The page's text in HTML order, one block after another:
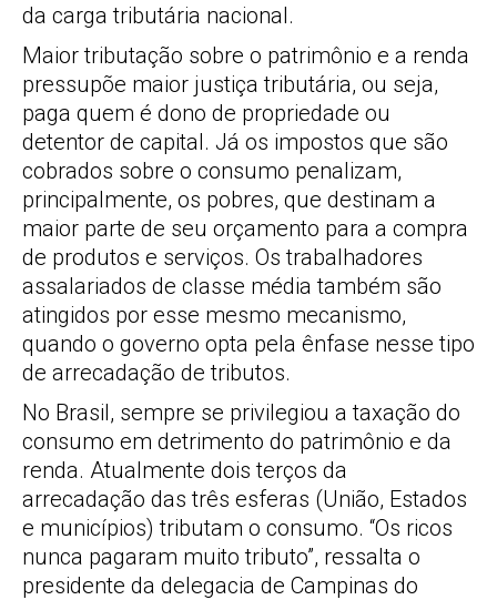
da carga tributária nacional.
Maior tributação sobre o patrimônio e a renda
pressupõe maior justiça tributária, ou seja,
paga quem é dono de propriedade ou
detentor de capital. Já os impostos que são
cobrados sobre o consumo penalizam,
principalmente, os pobres, que destinam a
maior parte de seu orçamento para a compra
de produtos e serviços. Os trabalhadores
assalariados de classe média também são
atingidos por esse mesmo mecanismo,
quando o governo opta pela ênfase nesse tipo
de arrecadação de tributos.
No Brasil, sempre se privilegiou a taxação do
consumo em detrimento do patrimônio e da
renda. Atualmente dois terços da
arrecadação das três esferas (União, Estados
e municípios) tributam o consumo. “Os ricos
nunca pagaram muito tributo”, ressalta o
presidente da delegacia de Campinas do